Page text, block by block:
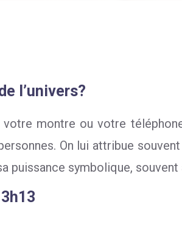
l’univers?
montre ou votre
On lui attribue
puissance symbolique,